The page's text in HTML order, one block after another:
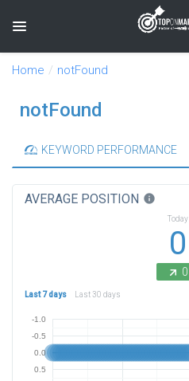
Toggle navigation
Home notFound
notFound
KEYWORD PERFORMANCE
AVERAGE POSITION info
Today
0
0
Last 7 days Last 30 days
-1.0
-0.5
0.0
0.5